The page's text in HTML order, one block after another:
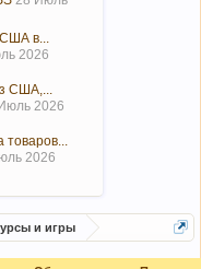
США в...
2026
з США,...
2026
товаров...
2026
и игры